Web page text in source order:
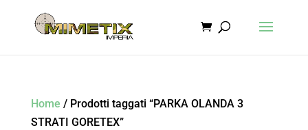
Home / Prodotti taggati “PARKA OLANDA 3
STRATI GORETEX”